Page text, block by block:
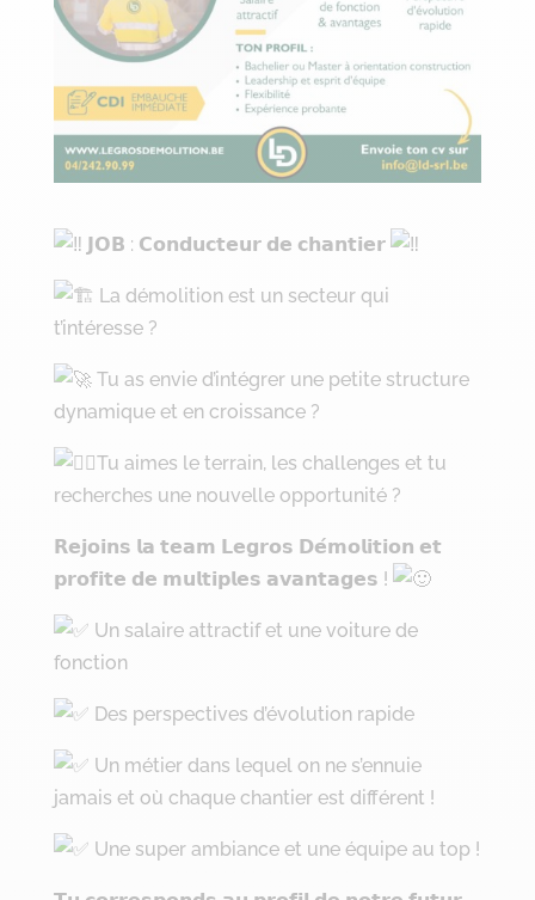
𝗝𝗢𝗕 : 𝗖𝗼𝗻𝗱𝘂𝗰𝘁𝗲𝘂𝗿 𝗱𝗲 𝗰𝗵𝗮𝗻𝘁𝗶𝗲𝗿
La démolition est un secteur qui
t’intéresse ?
Tu as envie d’intégrer une petite structure
dynamique et en croissance ?
Tu aimes le terrain, les challenges et tu
recherches une nouvelle opportunité ?
𝗥𝗲𝗷𝗼𝗶𝗻𝘀 𝗹𝗮 𝘁𝗲𝗮𝗺 𝗟𝗲𝗴𝗿𝗼𝘀 𝗗𝗲́𝗺𝗼𝗹𝗶𝘁𝗶𝗼𝗻 𝗲𝘁
𝗽𝗿𝗼𝗳𝗶𝘁𝗲 𝗱𝗲 𝗺𝘂𝗹𝘁𝗶𝗽𝗹𝗲𝘀 𝗮𝘃𝗮𝗻𝘁𝗮𝗴𝗲𝘀 !
Un salaire attractif et une voiture de
fonction
Des perspectives d’évolution rapide
Un métier dans lequel on ne s’ennuie
jamais et où chaque chantier est différent !
Une super ambiance et une équipe au top !